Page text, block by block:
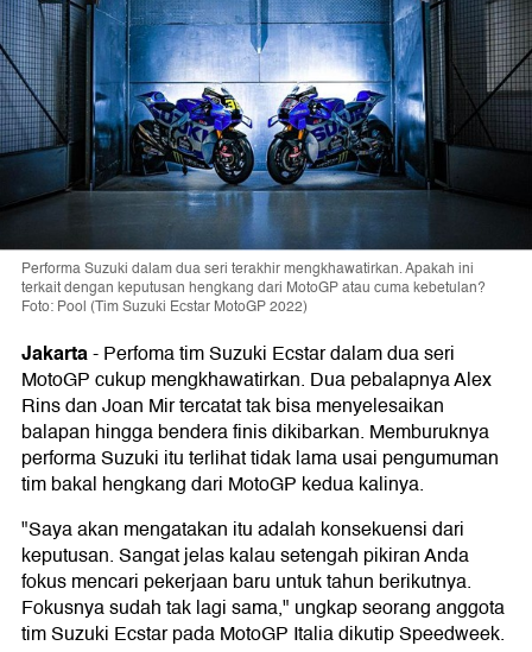
Performa Suzuki dalam dua seri terakhir mengkhawatirkan. Apakah ini
terkait dengan keputusan hengkang dari MotoGP atau cuma kebetulan?
Foto: Pool (Tim Suzuki Ecstar MotoGP 2022)
Jakarta-Perfoma tim Suzuki Ecstar dalam dua seri
MotoGP cukup mengkhawatirkan. Dua pebalapnya Alex
Rins dan Joan Mir tercatat tak bisa menyelesaikan
balapan hingga bendera finis dikibarkan. Memburuknya
performa Suzuki itu terlihat tidak lama usai pengumuman
tim bakal hengkang dari MotoGP kedua kalinya.
"Saya akan mengatakan itu adalah konsekuensi dari
keputusan. Sangat jelas kalau setengah pikiran Anda
fokus mencari pekerjaan baru untuk tahun berikutnya.
Fokusnya sudah tak lagi sama," ungkap seorang anggota
tim Suzuki Ecstar pada MotoGP Italia dikutip Speedweek.